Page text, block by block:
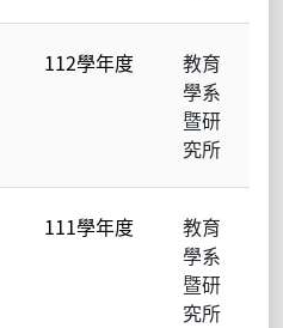
112學年度
教育
學系
暨研
究所
111學年度
教育
學系
暨研
究所